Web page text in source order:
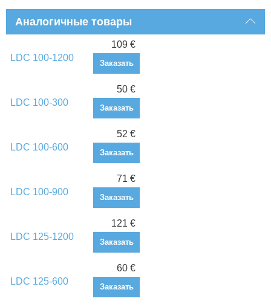
Аналогичные товары
LDC 100-1200
109 €
Заказать
LDC 100-300
50 €
Заказать
LDC 100-600
52 €
Заказать
LDC 100-900
71 €
Заказать
LDC 125-1200
121 €
Заказать
LDC 125-600
60 €
Заказать